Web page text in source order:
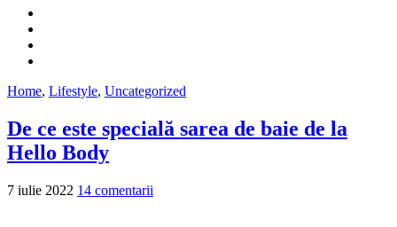
Home, Lifestyle, Uncategorized
De ce este specială sarea de baie de la
Hello Body
7 iulie 2022 14 comentarii